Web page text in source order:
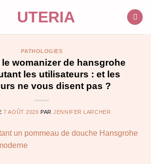
PATHOLOGIES
womanizer de hansgrohe
les utilisateurs : et les
ne vous disent pas ?
7 AOÛT 2026 PARJENNIFER LARCHER